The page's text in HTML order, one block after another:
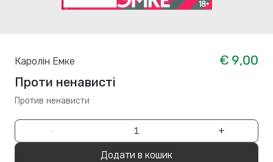
Каролін Емке
€ 9,00
Проти ненависті
Против ненависти
− +
Додати в кошик